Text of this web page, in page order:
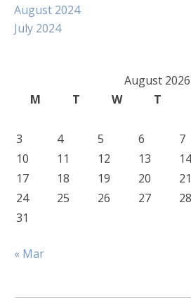
August 2024
July 2024
August 2026
M
T W T
3
4 5 6 7
10
11 12 13 14
17
18 19 20 21
24
25 26 27 28
31
« Mar